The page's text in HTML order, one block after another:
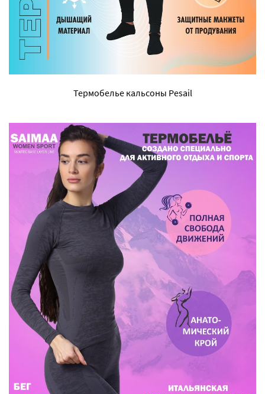
Термобелье кальсоны Pesail